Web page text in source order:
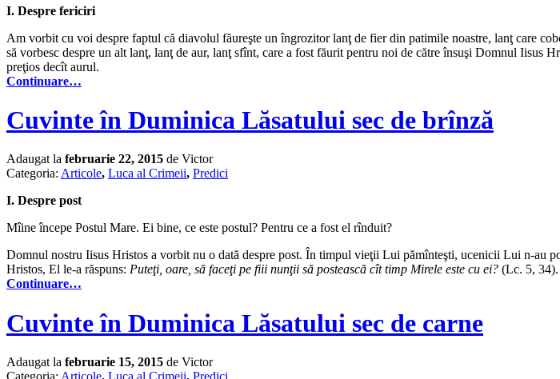
I. Despre fericiri
Am vorbit cu voi despre faptul că diavolul făureşte un îngrozitor lanţ de fier din patimile noastre, lanţ care
să vorbesc despre un alt lanţ, lanţ de aur, lanţ sfînt, care a fost făurit pentru noi de către însuşi Domnul Iisus
preţios decît aurul.
Continuare…
Cuvinte în Duminica Lăsatului sec de brînză
Adaugat la februarie 22, 2015 de Victor
Categoria: Articole, Luca al Crimeii, Predici
I. Despre post
Mîine începe Postul Mare. Ei bine, ce este postul? Pentru ce a fost el rînduit?
Domnul nostru Iisus Hristos a vorbit nu o dată despre post. În timpul vieţii Lui pămînteşti, ucenicii Lui n-au
Hristos, El le-a răspuns: Puteţi, oare, să faceţi pe fiii nunţii să postească cît timp Mirele este cu ei? (Lc. 5, 34).
Continuare…
Cuvinte în Duminica Lăsatului sec de carne
Adaugat la februarie 15, 2015 de Victor